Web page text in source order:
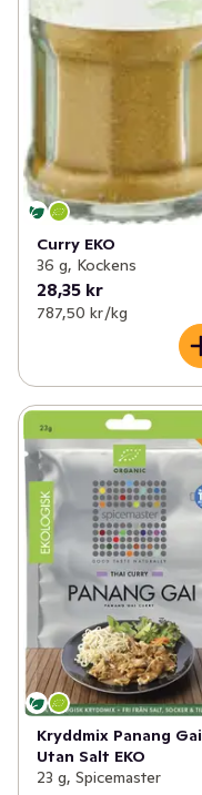
Curry EKO
36 g, Kockens
28,35 kr
787,50 kr /kg
Kryddmix Panang Gai
Utan Salt EKO
23 g, Spicemaster